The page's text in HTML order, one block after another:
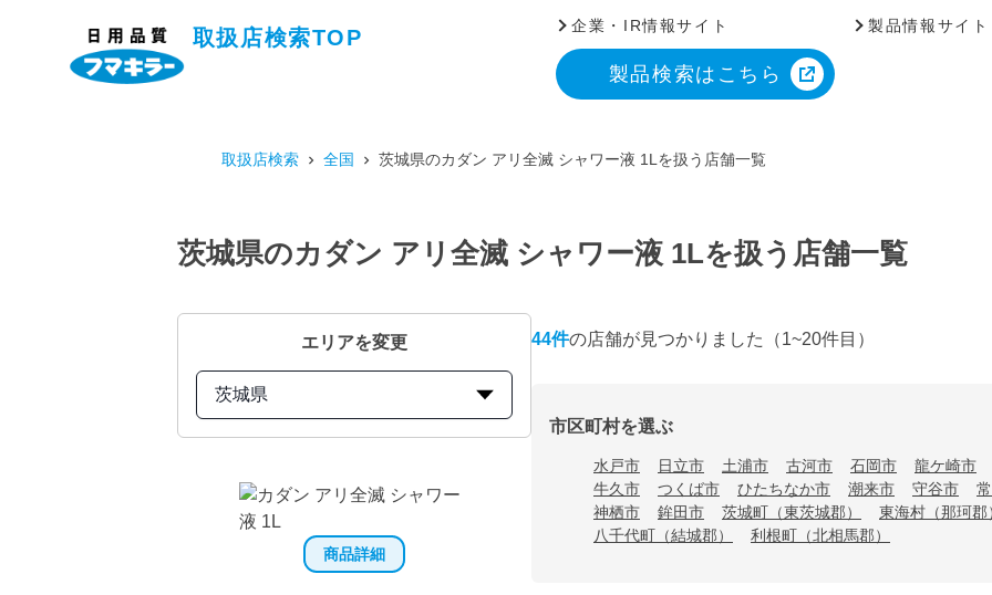
取扱店検索TOP
企業・IR情報サイト 製品情報サイト
製品検索はこちら
取扱店検索 全国 茨城県のカダン アリ全滅 シャワー液 1Lを扱う店舗一覧
茨城県のカダン アリ全滅 シャワー液 1Lを扱う店舗一覧
エリアを変更
茨城県
商品詳細
44件の店舗が見つかりました （1~20件目）
市区町村を選ぶ
水戸市 日立市 土浦市 古河市 石岡市
龍ケ崎市
牛久市
つくば市 ひたちなか市 潮来市 守谷市
神栖市
鉾田市 茨城町（東茨城郡）
東海村（那珂郡
八千代町（結城郡）
利根町（北相馬郡）